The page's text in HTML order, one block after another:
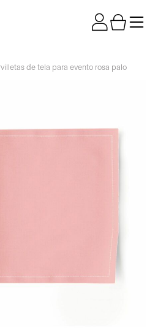
de tela para evento rosa palo